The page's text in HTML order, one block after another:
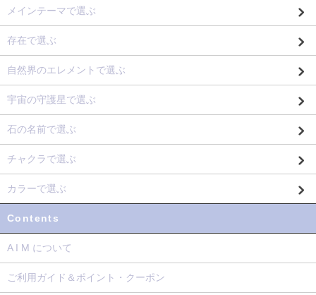
メインテーマで選ぶ
存在で選ぶ
自然界のエレメントで選ぶ
宇宙の守護星で選ぶ
石の名前で選ぶ
チャクラで選ぶ
カラーで選ぶ
Contents
A I M について
ご利用ガイド＆ポイント・クーポン